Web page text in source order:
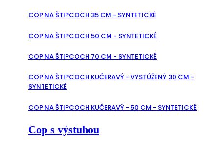
COP NA ŠTIPCOCH 35 CM - SYNTETICKÉ
COP NA ŠTIPCOCH 50 CM - SYNTETICKÉ
COP NA ŠTIPCOCH 70 CM - SYNTETICKÉ
COP NA ŠTIPCOCH KUČERAVÝ - VYSTÚŽENÝ 30 CM -
SYNTETICKÉ
COP NA ŠTIPCOCH KUČERAVÝ - 50 CM - SYNTETICKÉ
Cop s výstuhou